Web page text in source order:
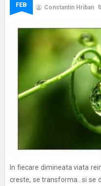
FEB Constantin Hriban
In fiecare dimineata viata
creste, se transforma...si se